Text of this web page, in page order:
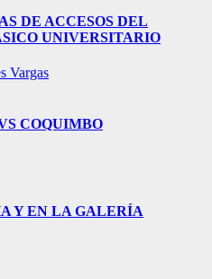
DE ACCESOS DEL
UNIVERSITARIO
Vargas
COQUIMBO
Y EN LA GALERÍA